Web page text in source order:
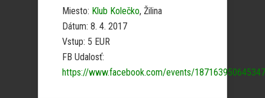
Miesto: Klub Kolečko, Žilina
Dátum: 8. 4. 2017
Vstup: 5 EUR
FB Udalosť:
https://www.facebook.com/events/